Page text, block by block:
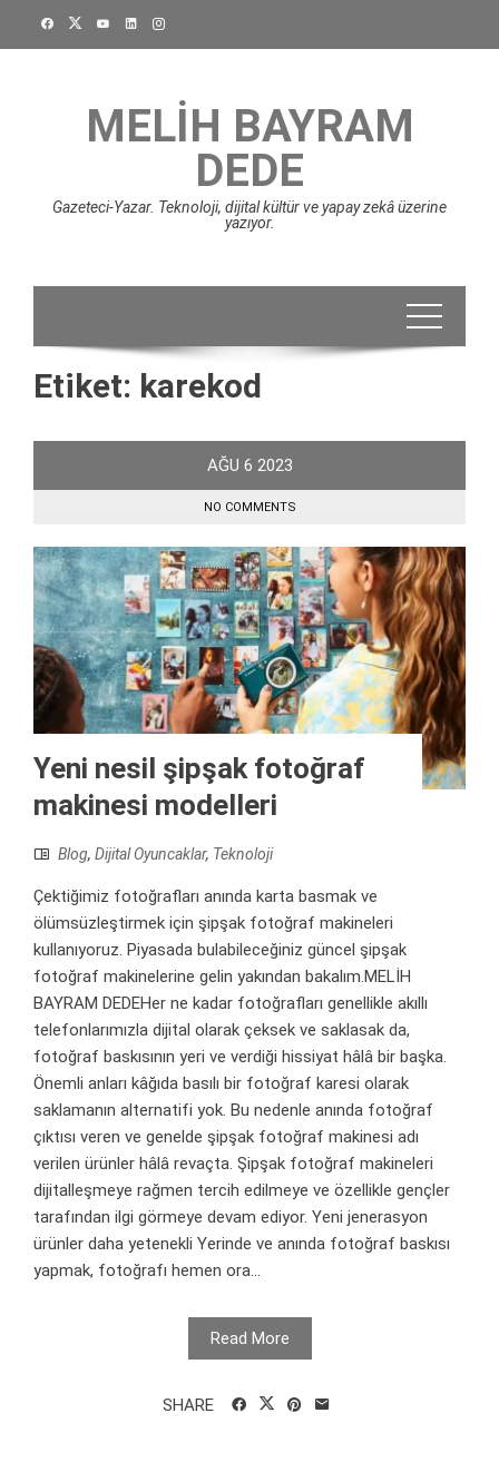
MELIH BAYRAM
DEDE
Gazeteci-Yazar. Teknoloji, dijital kültür ve yapay zekâ üzerine
yazıyor.
Etiket: karekod
AĞU 6 2023
NO COMMENTS
Yeni nesil şipşak fotoğraf
makinesi modelleri
Blog, Dijital Oyuncaklar, Teknoloji
Çektiğimiz fotoğrafları anında karta basmak ve
ölümsüzleştirmek için şipşak fotoğraf makineleri
kullanıyoruz. Piyasada bulabileceğiniz güncel şipşak
fotoğraf makinelerine gelin yakından bakalım.MELİH
BAYRAM DEDEHer ne kadar fotoğrafları genellikle akıllı
telefonlarımızla dijital olarak çeksek ve saklasak da,
fotoğraf baskısının yeri ve verdiği hissiyat hâlâ bir başka.
Önemli anları kâğıda basılı bir fotoğraf karesi olarak
saklamanın alternatifi yok. Bu nedenle anında fotoğraf
çıktısı veren ve genelde şipşak fotoğraf makinesi adı
verilen ürünler hâlâ revaçta. Şipşak fotoğraf makineleri
dijitalleşmeye rağmen tercih edilmeye ve özellikle gençler
tarafından ilgi görmeye devam ediyor. Yeni jenerasyon
ürünler daha yetenekli Yerinde ve anında fotoğraf baskısı
yapmak, fotoğrafı hemen ora...
Read More
SHARE